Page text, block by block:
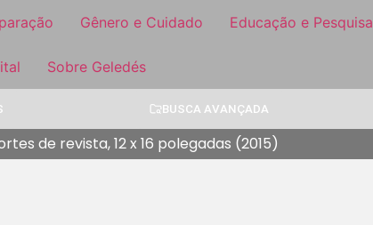
Gênero e Cuidado Educação e Pesquisa
Sobre Geledés
BUSCA AVANÇADA
de revista, 12 x 16 polegadas (2015)